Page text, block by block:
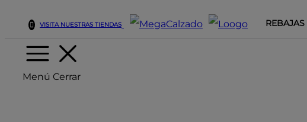
VISITA NUESTRAS TIENDAS REBAJAS
Menú Cerrar